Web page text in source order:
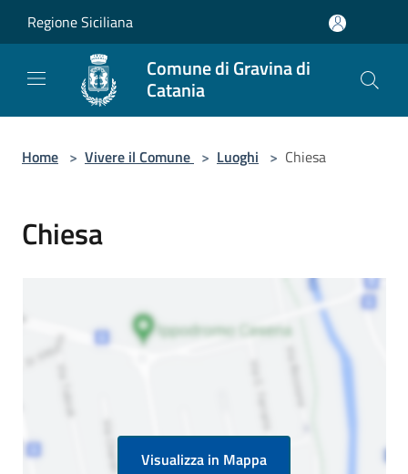
Regione Siciliana
Comune di Gravina di
Catania
Home > Vivere il Comune > Luoghi > Chiesa
Chiesa
Visualizza in Mappa